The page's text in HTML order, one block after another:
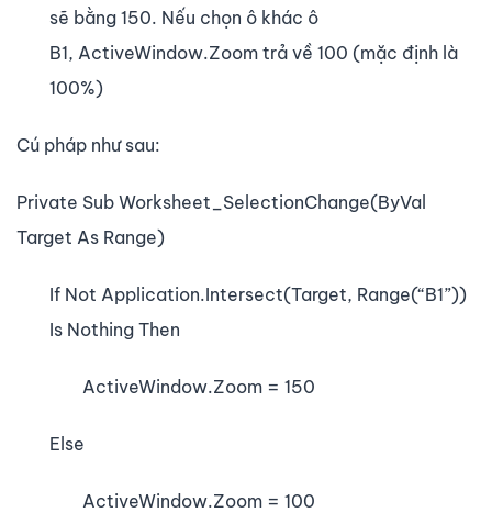
sẽ bằng 150. Nếu chọn ô khác ô
B1, ActiveWindow.Zoom trả về 100 (mặc định là
100%)
Cú pháp như sau:
Private Sub Worksheet_SelectionChange(ByVal
Target As Range)
If Not Application.Intersect(Target, Range(“B1”))
Is Nothing Then
ActiveWindow.Zoom = 150
Else
ActiveWindow.Zoom = 100